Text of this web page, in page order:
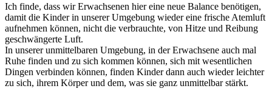
Ich finde, dass wir Erwachsenen hier eine neue Balance benötigen,
damit die Kinder in unserer Umgebung wieder eine frische Atemluft
aufnehmen können, nicht die verbrauchte, von Hitze und Reibung
geschwängerte Luft.
In unserer unmittelbaren Umgebung, in der Erwachsene auch mal
Ruhe finden und zu sich kommen können, sich mit wesentlichen
Dingen verbinden können, finden Kinder dann auch wieder leichter
zu sich, ihrem Körper und dem, was sie ganz unmittelbar stärkt.